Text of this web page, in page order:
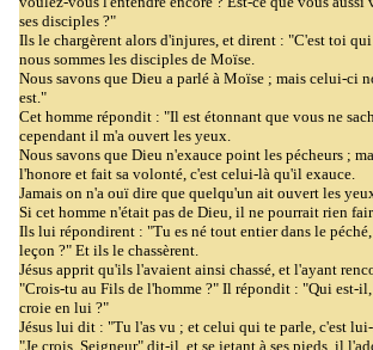
ses disciples ?"
Ils le chargèrent alors d'injures, et dirent : "C'est toi
nous sommes les disciples de Moïse.
Nous savons que Dieu a parlé à Moïse ; mais celui-ci
est."
Cet homme répondit : "Il est étonnant que vous ne
cependant il m'a ouvert les yeux.
Nous savons que Dieu n'exauce point les pécheurs ;
l'honore et fait sa volonté, c'est celui-là qu'il exauce.
Jamais on n'a ouï dire que quelqu'un ait ouvert les
Si cet homme n'était pas de Dieu, il ne pourrait rien
Ils lui répondirent : "Tu es né tout entier dans le
leçon ?" Et ils le chassèrent.
Jésus apprit qu'ils l'avaient ainsi chassé, et l'ayant
"Crois-tu au Fils de l'homme ?" Il répondit : "Qui est-
croie en lui ?"
Jésus lui dit : "Tu l'as vu ; et celui qui te parle, c'est
"Je crois, Seigneur" dit-il, et se jetant à ses pieds, il